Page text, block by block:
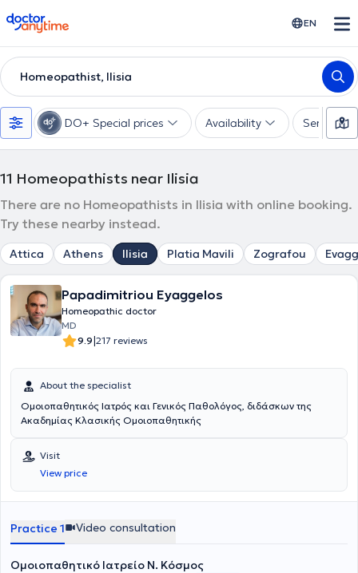
doctoranytime EN
Homeopathist, Ilisia
DO+ Special prices Availability Services
11 Homeopathists near Ilisia
There are no Homeopathists in Ilisia with online booking.
Try these nearby instead.
Attica Athens Ilisia Platia Mavili Zografou
Papadimitriou Eyaggelos
Homeopathic doctor
MD
9.9|217 reviews
About the specialist
Ομοιοπαθητικός Ιατρός και Γενικός Παθολόγος, διδάσκων της
Ακαδημίας Κλασικής Ομοιοπαθητικής
Visit
View price
Practice 1 Video consultation
Ομοιοπαθητικό Ιατρείο Ν. Κόσμος